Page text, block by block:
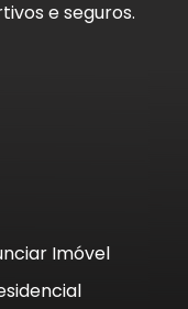
e seguros.
Imóvel